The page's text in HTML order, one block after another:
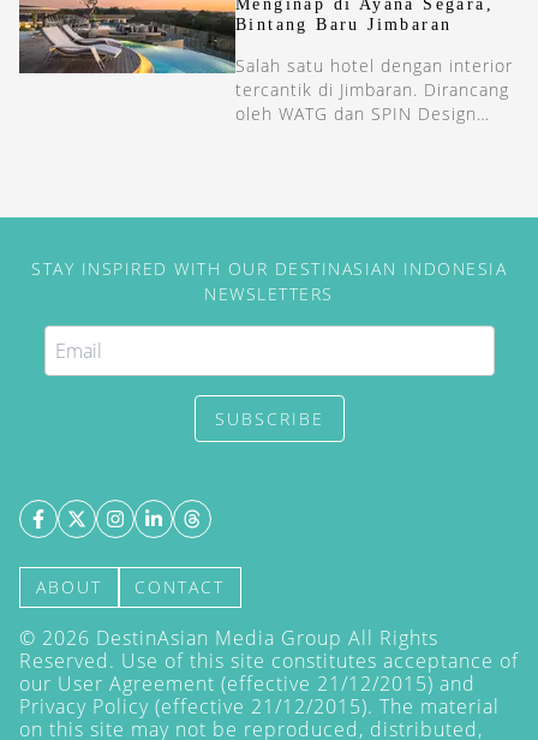
Menginap di Ayana Segara,
Bintang Baru Jimbaran
Salah satu hotel dengan interior
tercantik di Jimbaran. Dirancang
oleh WATG dan SPIN Design
STAY INSPIRED WITH OUR DESTINASIAN INDONESIA
NEWSLETTERS
SUBSCRIBE
ABOUT CONTACT
© 2026 DestinAsian Media Group All Rights
Reserved. Use of this site constitutes acceptance of
our User Agreement (effective 21/12/2015) and
Privacy Policy (effective 21/12/2015). The material
on this site may not be reproduced, distributed,